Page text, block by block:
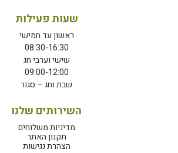
שעות פעילות
ראשון עד חמישי
08:30-16:30
שישי וערבי חג
09:00-12:00
שבת וחג – סגור
השירותים שלנו
מדיניות משלוחים
תקנון האתר
הצהרת נגישות